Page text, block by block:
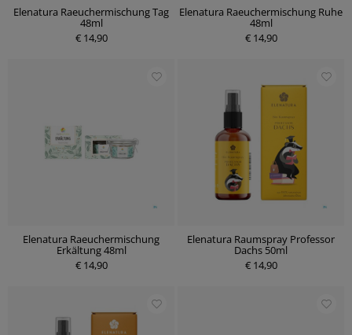
Elenatura Raeuchermischung Tag
48ml
€ 14,90
Elenatura Raeuchermischung Ruhe
48ml
€ 14,90
Elenatura Raeuchermischung
Erkältung 48ml
€ 14,90
Elenatura Raumspray Professor
Dachs 50ml
€ 14,90